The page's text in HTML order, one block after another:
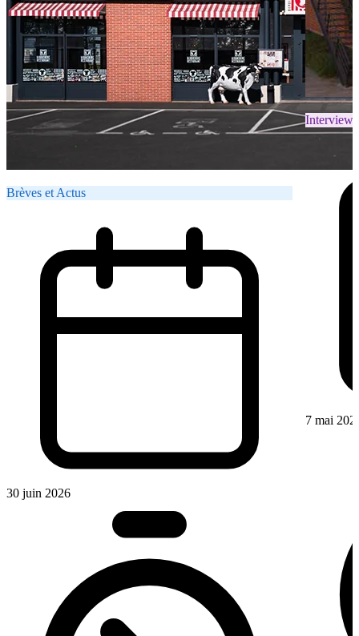
Brèves et Actus
30 juin 2026
Interviews
7 mai